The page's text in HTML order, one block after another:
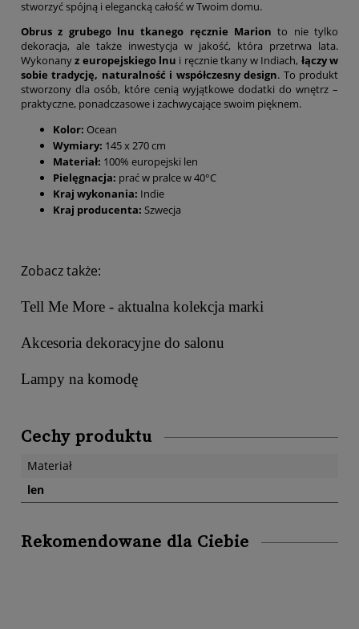
stworzyć spójną i elegancką całość w Twoim domu.
Obrus z grubego lnu tkanego ręcznie Marion to nie tylko
dekoracja, ale także inwestycja w jakość, która przetrwa lata.
Wykonanyz europejskiego lnu i ręcznie tkany w Indiach, łączy w
sobie tradycję, naturalność i współczesny design. To produkt
stworzony dla osób, które cenią wyjątkowe dodatki do wnętrz –
praktyczne, ponadczasowe i zachwycające swoim pięknem.
Kolor: Ocean
Wymiary: 145 x 270 cm
Materiał: 100% europejski len
Pielęgnacja: prać w pralce w 40°C
Kraj wykonania: Indie
Kraj producenta: Szwecja
Zobacz także:
Tell Me More - aktualna kolekcja marki
Akcesoria dekoracyjne do salonu
Lampy na komodę
Cechy produktu
Materiał
len
Rekomendowane dla Ciebie